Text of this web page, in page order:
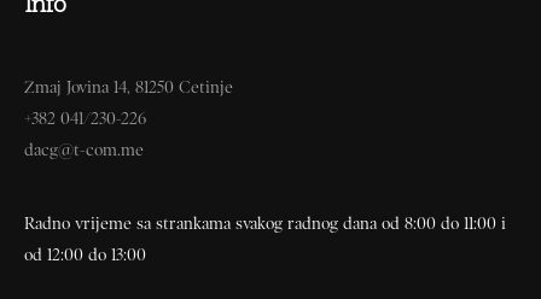
Zmaj Jovina 14, 81250 Cetinje
+382 041/230-226
dacg@t-com.me
Radno vrijeme sa strankama svakog radnog dana od 8:00 do 11:00 i
od 12:00 do 13:00